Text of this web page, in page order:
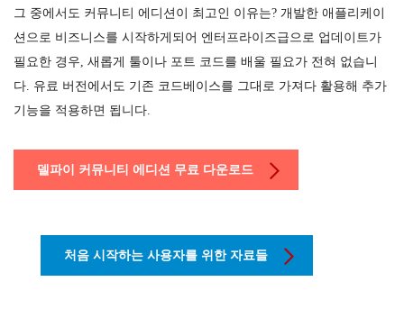
그 중에서도 커뮤니티 에디션이 최고인 이유는? 개발한 애플리케이
션으로 비즈니스를 시작하게되어 엔터프라이즈급으로 업데이트가
필요한 경우, 새롭게 툴이나 포트 코드를 배울 필요가 전혀 없습니
다. 유료 버전에서도 기존 코드베이스를 그대로 가져다 활용해 추가
기능을 적용하면 됩니다.
델파이 커뮤니티 에디션 무료 다운로드
처음 시작하는 사용자를 위한 자료들